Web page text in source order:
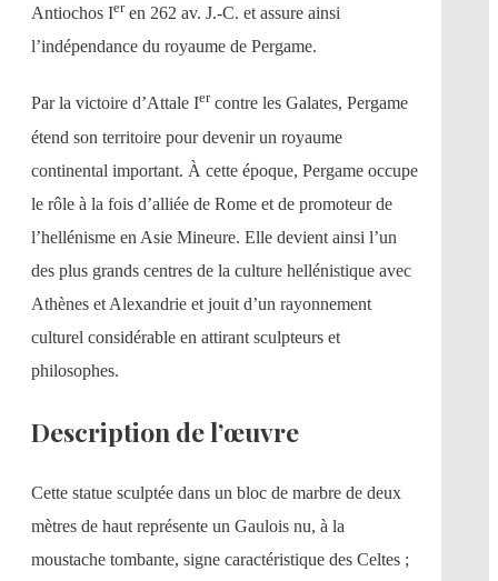
Antiochos Ieren 262 av. J.-C. et assure ainsi
l’indépendance du royaume de Pergame.
Par la victoire d’Attale Iercontre les Galates, Pergame
étend son territoire pour devenir un royaume
continental important. À cette époque, Pergame occupe
le rôle à la fois d’alliée de Rome et de promoteur de
l’hellénisme en Asie Mineure. Elle devient ainsi l’un
des plus grands centres de la culture hellénistique avec
Athènes et Alexandrie et jouit d’un rayonnement
culturel considérable en attirant sculpteurs et
philosophes.
Description de l’œuvre
Cette statue sculptée dans un bloc de marbre de deux
mètres de haut représente un Gaulois nu, à la
moustache tombante, signe caractéristique des Celtes ;